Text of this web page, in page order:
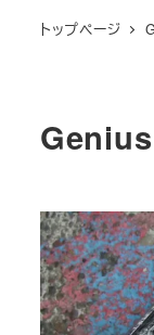
トップページ
Genius